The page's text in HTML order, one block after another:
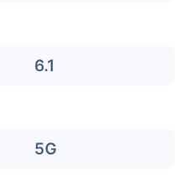
6.1
5G